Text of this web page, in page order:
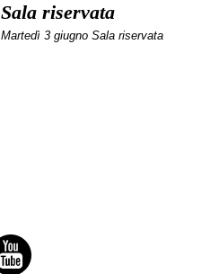
Sala riservata
Martedì 3 giugno Sala riservata